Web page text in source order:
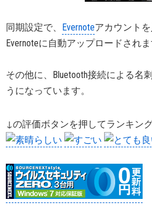
同期設定で、 Evernoteアカウント
Evernoteに自動アップロードされま
その他に、Bluetooth接続による名
うになっています。
↓の評価ボタンを押してランキン